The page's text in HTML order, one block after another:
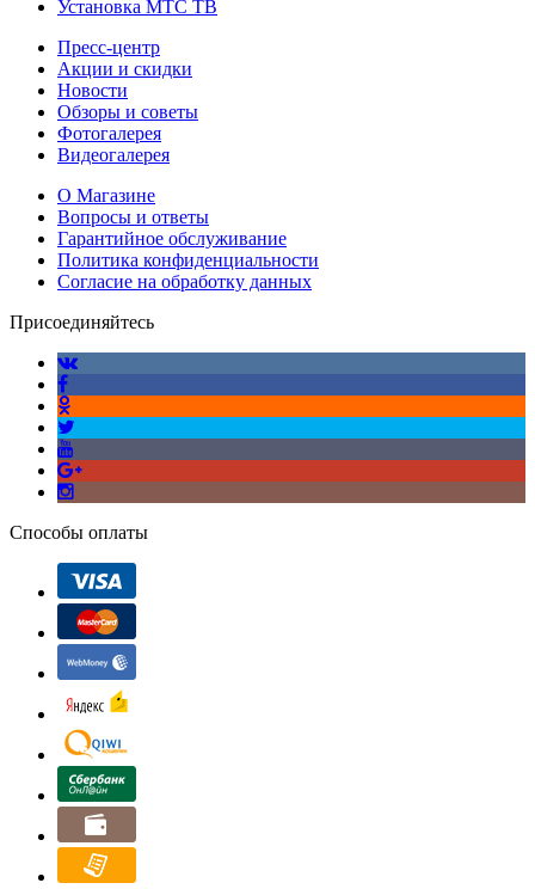
Установка МТС ТВ
Пресс-центр
Акции и скидки
Новости
Обзоры и советы
Фотогалерея
Видеогалерея
О Магазине
Вопросы и ответы
Гарантийное обслуживание
Политика конфиденциальности
Согласие на обработку данных
Присоединяйтесь
Способы оплаты